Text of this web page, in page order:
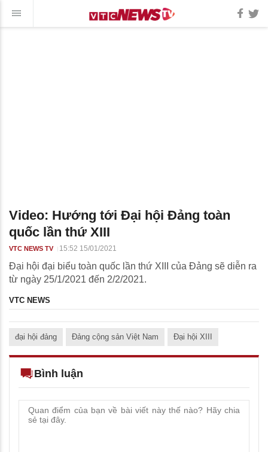
Video: Hướng tới Đại hội Đảng toàn
quốc lần thứ XIII
VTC NEWS TV 15:52 15/01/2021
Đại hội đại biểu toàn quốc lần thứ XIII của Đảng sẽ diễn ra
từ ngày 25/1/2021 đến 2/2/2021.
VTC NEWS
đại hội đảng Đảng cộng sản Việt Nam Đại hội XIII
Bình luận